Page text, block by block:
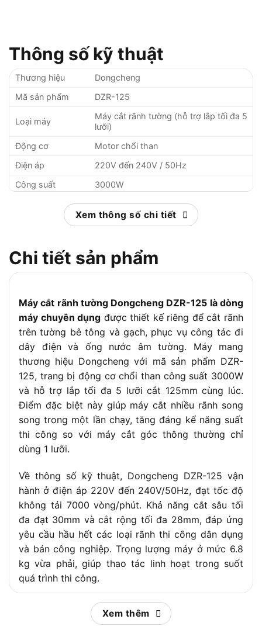
Thông số kỹ thuật
Thương hiệu
Dongcheng
Mã sản phẩm
DZR-125
Loại máy
Máy cắt rãnh tường (hỗ trợ lắp tối đa 5
lưỡi)
Động cơ
Motor chổi than
Điện áp
220V đến 240V / 50Hz
Công suất
3000W
Tốc độ không tải
7000 vòng/phút
Đường kính lưỡi
125mm
Cắt sâu tối đa
30mm
Cắt rộng tối đa
28mm
Xuất xứ
Trung Quốc
Bảo hành
6 tháng
Xem thông số chi tiết
Chi tiết sản phẩm
Máy cắt rãnh tường Dongcheng DZR-125 là dòng
máy chuyên dụng được thiết kế riêng để cắt rãnh
trên tường bê tông và gạch, phục vụ công tác đi
dây điện và ống nước âm tường. Máy mang
thương hiệu Dongcheng với mã sản phẩm DZR-
125, trang bị động cơ chổi than công suất 3000W
và hỗ trợ lắp tối đa 5 lưỡi cắt 125mm cùng lúc.
Điểm đặc biệt này giúp máy cắt nhiều rãnh song
song trong một lần chạy, tăng đáng kể năng suất
thi công so với máy cắt góc thông thường chỉ
dùng 1 lưỡi.
Về thông số kỹ thuật, Dongcheng DZR-125 vận
hành ở điện áp 220V đến 240V/50Hz, đạt tốc độ
không tải 7000 vòng/phút. Khả năng cắt sâu tối
đa đạt 30mm và cắt rộng tối đa 28mm, đáp ứng
yêu cầu hầu hết các loại rãnh thi công dân dụng
và bán công nghiệp. Trọng lượng máy ở mức 6.8
kg vừa phải, giúp thao tác linh hoạt trong suốt
quá trình thi công.
Bên cạnh những ưu điểm nổi bật, máy cũng có
một số hạn chế cần lưu ý như động cơ chổi than
Xem thêm